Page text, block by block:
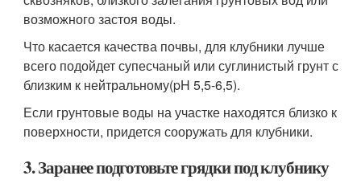
возможного застоя воды.
Что касается качества почвы, для клубники лучше
всего подойдет супесчаный или суглинистый грунт с
близким к нейтральному(pH 5,5-6,5).
Если грунтовые воды на участке находятся близко к
поверхности, придется сооружать для клубники.
3. Заранее подготовьте грядки под клубнику